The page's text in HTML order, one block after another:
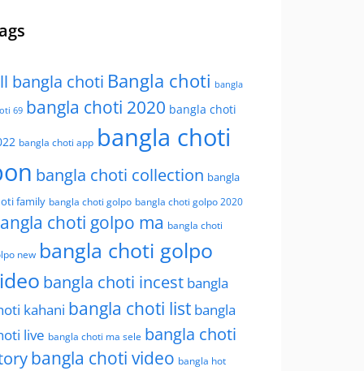
bangla choti Bangla choti bangla
69 bangla choti 2020 bangla choti
bangla choti app bangla choti
bangla choti collection bangla
family bangla choti golpo bangla choti golpo 2020
choti golpo ma bangla choti
new bangla choti golpo
bangla choti incest bangla
kahani bangla choti list bangla
live bangla choti ma sele bangla choti
bangla choti video bangla hot